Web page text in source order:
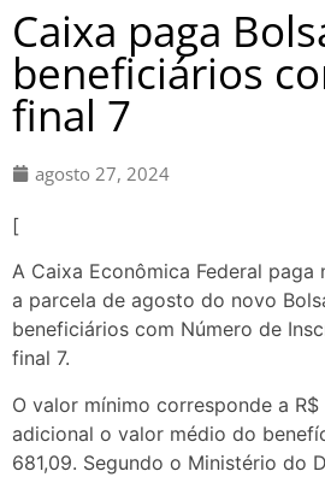
Caixa paga
beneficiários
final 7
agosto 27, 2024
[
A Caixa Econômica Federal
a parcela de agosto do novo
beneficiários com Número de
final 7.
O valor mínimo corresponde a
adicional o valor médio do
681,09. Segundo o Ministério do